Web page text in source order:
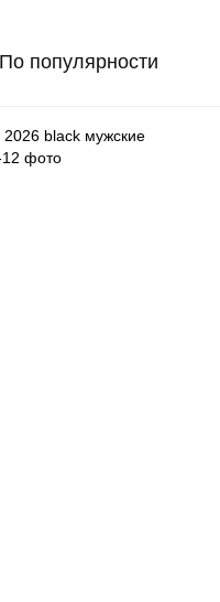
По популярности